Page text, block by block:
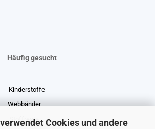
Cookies und andere
Häufig gesucht
Kinderstoffe
Webbänder
Stoffreste